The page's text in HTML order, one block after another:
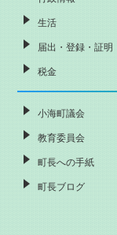
生活
届出・登録・証明
税金
小海町議会
教育委員会
町長への手紙
町長ブログ